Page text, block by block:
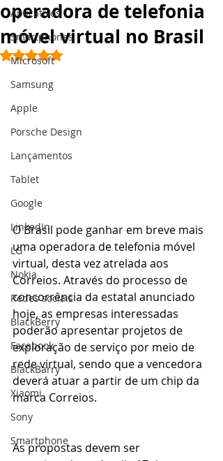
Aplicativos
Smartphones
Microsoft
Samsung
Apple
Porsche Design
Lançamentos
Tablet
Google
LinkedIn
LG
Nokia
Redes sociais
BlackBerry
Facebook
BlackBarry
Xiaomi
Sony
Smartphone
operadora de telefonia
móvel virtual no Brasil
Avaliado com NaN de 5 estrelas.
O Brasil pode ganhar em breve mais
uma operadora de telefonia móvel
virtual, desta vez atrelada aos
Correios. Através do processo de
concorrência da estatal anunciado
hoje, as empresas interessadas
poderão apresentar projetos de
exploração de serviço por meio de
rede virtual, sendo que a vencedora
deverá atuar a partir de um chip da
marca Correios.
As propostas devem ser